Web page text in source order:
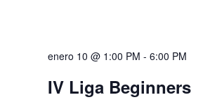
enero 10 @ 1:00 PM - 6:00 PM
IV Liga Beginners